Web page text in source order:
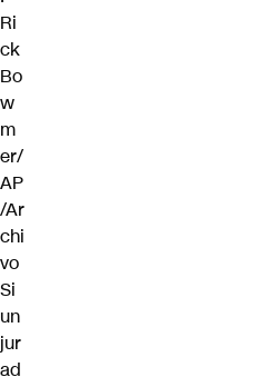
Ri
ck
Bo
w
m
er/
AP
/Ar
chi
vo
Si
un
jur
ad